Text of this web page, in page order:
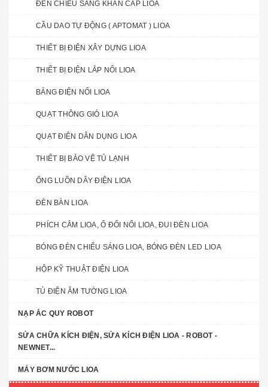
ĐÈN CHIẾU SÁNG KHẨN CẤP LIOA
CẦU DAO TỰ ĐỘNG ( APTOMAT ) LIOA
THIẾT BỊ ĐIỆN XÂY DỰNG LIOA
THIẾT BỊ ĐIỆN LẮP NỔI LIOA
BẢNG ĐIỆN NỔI LIOA
QUẠT THÔNG GIÓ LIOA
QUẠT ĐIỆN DÂN DỤNG LIOA
THIẾT BỊ BẢO VỆ TỦ LẠNH
ỐNG LUỒN DÂY ĐIỆN LIOA
ĐÈN BÀN LIOA
PHÍCH CẮM LIOA, Ổ ĐỔI NỐI LIOA, ĐUI ĐÈN LIOA
BÓNG ĐÈN CHIẾU SÁNG LIOA, BÓNG ĐÈN LED LIOA
HỘP KỸ THUẬT ĐIỆN LIOA
TỦ ĐIỆN ÂM TƯỜNG LIOA
NẠP ẮC QUY ROBOT
SỬA CHỮA KÍCH ĐIỆN, SỬA KÍCH ĐIỆN LIOA - ROBOT -
NEWNET...
MÁY BƠM NƯỚC LIOA